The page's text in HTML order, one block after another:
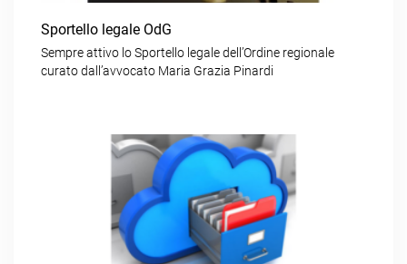
Sportello legale OdG
Sempre attivo lo Sportello legale dell’Ordine regionale
curato dall’avvocato Maria Grazia Pinardi